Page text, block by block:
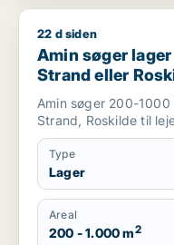
Amin søger lager til
22 d siden
Amin søger
Strand eller
Amin søger 200-1000
Strand, Roskilde til
Type
Lager
Areal
200 - 1.000 m2